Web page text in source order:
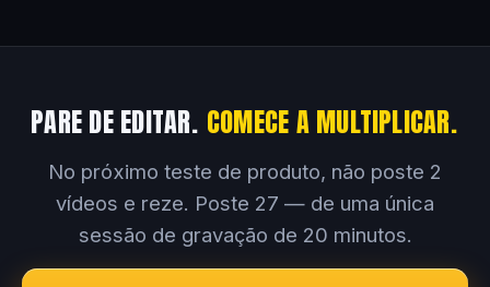
PARE DE EDITAR. COMECE A MULTIPLICAR.
No próximo teste de produto, não poste 2
vídeos e reze. Poste 27 — de uma única
sessão de gravação de 20 minutos.